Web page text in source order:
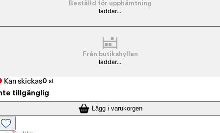
Beställd för upphämtning
laddar...
Från butikshyllan
laddar...
Kan skickas0 st
tillgänglig
Lägg i varukorgen